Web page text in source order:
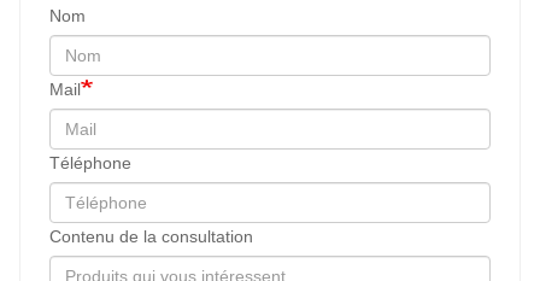
Nom
Mail
Téléphone
Contenu de la consultation